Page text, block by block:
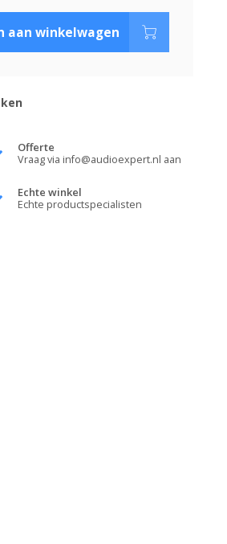
aan winkelwagen
Offerte
Vraag via info@audioexpert.nl aan
Echte winkel
Echte productspecialisten